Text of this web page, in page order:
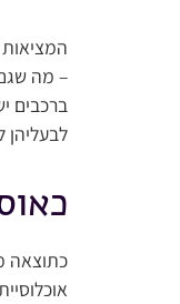
– מה שגם
כתוצאה